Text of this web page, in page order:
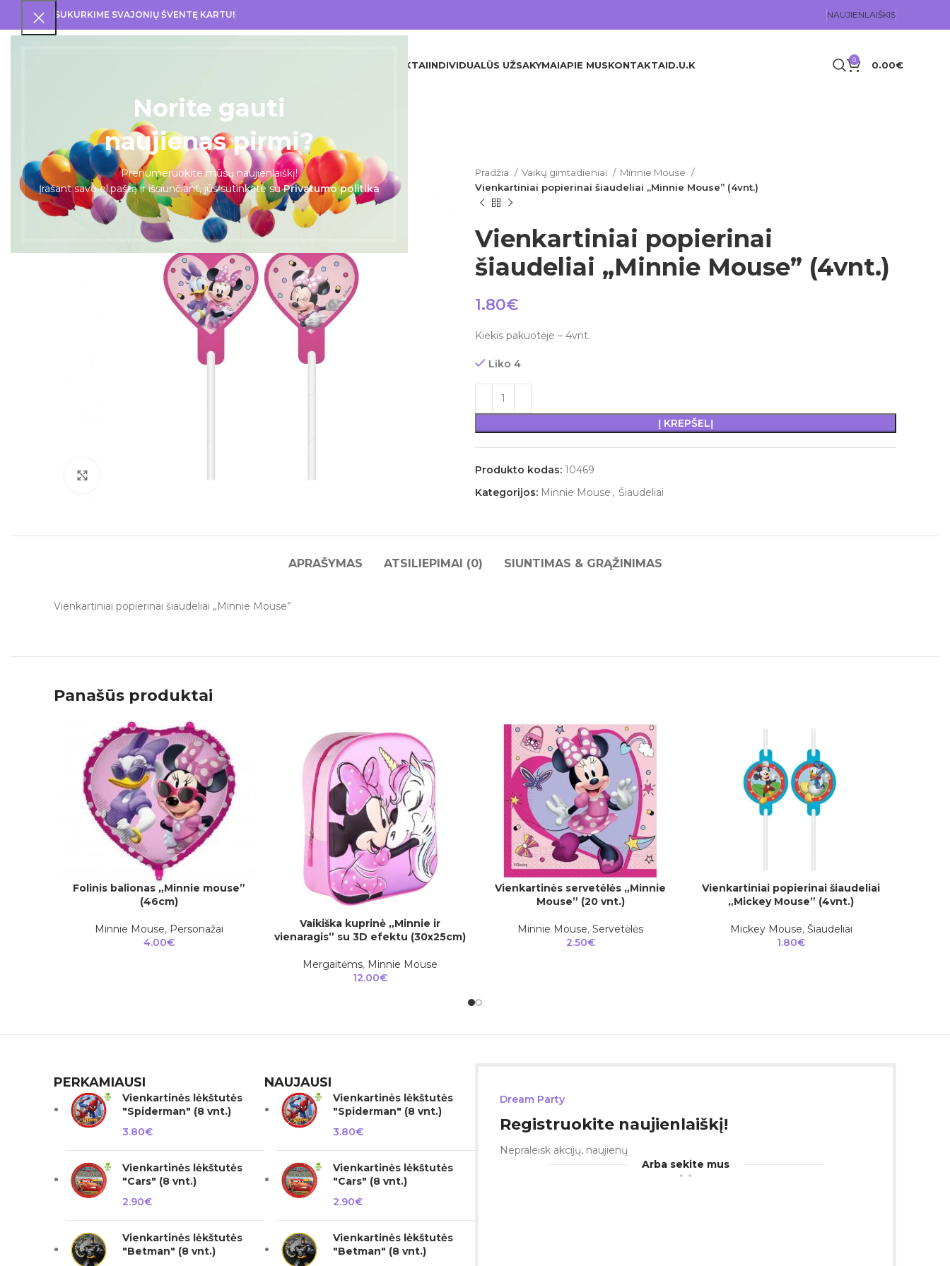
Norite gauti
naujienas pirmi?
Prenumeruokite mūsų naujienlaiškį!
Įrašant savo el.paštą ir išsiunčiant, jūs sutinkate suPrivatumo politika
SUKURKIME SVAJONIŲ ŠVENTĘ KARTU! NAUJIENLAIŠKIS
VISI PRODUKTAIINDIVIDUALŪS UŽSAKYMAIAPIE MUSKONTAKTAID.U.K 0 0.00€
Pradžia Vaikų gimtadieniai
Minnie Mouse
Vienkartiniai popierinai šiaudeliai „Minnie Mouse” (4vnt.)
Vienkartiniai popierinai
šiaudeliai „Minnie Mouse” (4vnt.)
1.80€
Kiekis pakuotėje – 4vnt.
Liko 4
Į KREPŠELĮ
Produkto kodas: 10469
Kategorijos: Minnie Mouse , Šiaudeliai
APRAŠYMAS ATSILIEPIMAI (0) SIUNTIMAS & GRĄŽINIMAS
Vienkartiniai popierinai šiaudeliai „Minnie Mouse”
Panašūs produktai
Į KREPŠELĮ
Folinis balionas „Minnie mouse”
(46cm)
Minnie Mouse, Personažai
4.00€
Į KREPŠELĮVaikiška kuprinė „Minnie ir
vienaragis” su 3D efektu (30x25cm)
Mergaitėms, Minnie Mouse
12.00€
Į KREPŠELĮ
Vienkartinės servetėlės „Minnie
Mouse” (20 vnt.)
Minnie Mouse, Servetėlės
2.50€
Į KREPŠELĮ
Vienkartiniai popierinai šiaudeliai
„Mickey Mouse” (4vnt.)
Mickey Mouse, Šiaudeliai
1.80€
PERKAMIAUSI
Vienkartinės lėkštutės
"Spiderman" (8 vnt.)
3.80€
Vienkartinės lėkštutės
"Cars" (8 vnt.)
2.90€
Vienkartinės lėkštutės
"Betman" (8 vnt.)
NAUJAUSI
Vienkartinės lėkštutės
"Spiderman" (8 vnt.)
3.80€
Vienkartinės lėkštutės
"Cars" (8 vnt.)
2.90€
Vienkartinės lėkštutės
"Betman" (8 vnt.)
Dream Party
Registruokite naujienlaiškį!
Nepraleisk akcijų, naujienų
Arba sekite mus